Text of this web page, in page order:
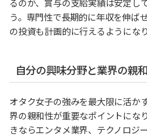
るのか、賞与の支給実績は安定し
う。専門性で長期的に年収を伸ば
の投資も計画的に行えるようになり
自分の興味分野と業界の親
オタク女子の強みを最大限に活か
界の親和性が重要なポイントにな
きならエンタメ業界、テクノロジ